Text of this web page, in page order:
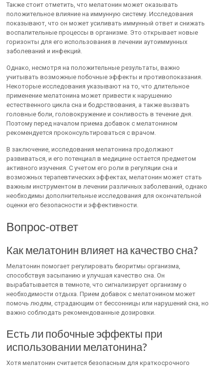
Также стоит отметить, что мелатонин может оказывать
положительное влияние на иммунную систему. Исследования
показывают, что он может усиливать иммунный ответ и снижать
воспалительные процессы в организме. Это открывает новые
горизонты для его использования в лечении аутоиммунных
заболеваний и инфекций.
Однако, несмотря на положительные результаты, важно
учитывать возможные побочные эффекты и противопоказания.
Некоторые исследования указывают на то, что длительное
применение мелатонина может привести к нарушению
естественного цикла сна и бодрствования, а также вызвать
головные боли, головокружение и сонливость в течение дня.
Поэтому перед началом приема добавок с мелатонином
рекомендуется проконсультироваться с врачом.
В заключение, исследования мелатонина продолжают
развиваться, и его потенциал в медицине остается предметом
активного изучения. С учетом его роли в регуляции сна и
возможных терапевтических эффектах, мелатонин может стать
важным инструментом в лечении различных заболеваний, однако
необходимы дополнительные исследования для окончательной
оценки его безопасности и эффективности.
Вопрос-ответ
Как мелатонин влияет на качество сна?
Мелатонин помогает регулировать биоритмы организма,
способствуя засыпанию и улучшая качество сна. Он
вырабатывается в темноте, что сигнализирует организму о
необходимости отдыха. Прием добавок с мелатонином может
помочь людям, страдающим от бессонницы или нарушений сна, но
важно соблюдать рекомендованные дозировки.
Есть ли побочные эффекты при
использовании мелатонина?
Хотя мелатонин считается безопасным для краткосрочного